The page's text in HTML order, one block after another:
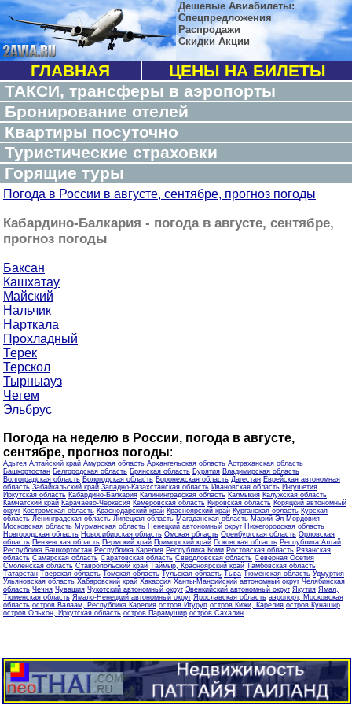
Дешевые Авиабилеты:
Спецпредложения
Распродажи
Скидки Акции
ГЛАВНАЯ
ЦЕНЫ НА БИЛЕТЫ
ТАКСИ, трансферы в аэропорты
Бронирование отелей
Квартиры посуточно
Туристические страховки
Горящие туры
Погода в России в августе, сентябре, прогноз погоды
Кабардино-Балкария - погода в августе, сентябре,
прогноз погоды
Баксан
Кашхатау
Майский
Нальчик
Нарткала
Прохладный
Терек
Терскол
Тырныауз
Чегем
Эльбрус
Погода на неделю в России, погода в августе,
сентябре, прогноз погоды:
Адыгея Алтайский край Амурская область Архангельская область Астраханская область
Башкортостан Белгородская область Брянская область Бурятия Владимирская область
Волгоградская область Вологодская область Воронежская область Дагестан Еврейская автономная
область Забайкальский край Западно-Казахстанская область Ивановская область Ингушетия
Иркутская область Кабардино-Балкария Калининградская область Калмыкия Калужская область
Камчатский край Карачаево-Черкесия Кемеровская область Кировская область Коряцкий автономный
округ Костромская область Краснодарский край Красноярский край Курганская область Курская
область Ленинградская область Липецкая область Магаданская область Марий Эл Мордовия
Московская область Мурманская область Ненецкий автономный округ Нижегородская область
Новгородская область Новосибирская область Омская область Оренбургская область Орловская
область Пензенская область Пермский край Приморский край Псковская область Республика Алтай
Республика Башкортостан Республика Карелия Республика Коми Ростовская область Рязанская
область Самарская область Саратовская область Свердловская область Северная Осетия
Смоленская область Ставропольский край Таймыр, Красноярский край Тамбовская область
Татарстан Тверская область Томская область Тульская область Тыва Тюменская область Удмуртия
Ульяновская область Хабаровский край Хакассия Ханты-Мансийский автономный округ Челябинская
область Чечня Чувашия Чукотский автономный округ Эвенкийский автономный округ Якутия Ямал,
Тюменская область Ямало-Ненецкий автономный округ Ярославская область аэропорт, Московская
область остров Валаам, Республика Карелия остров Итуруп остров Кижи, Карелия остров Кунашир
остров Ольхон, Иркутская область остров Парамушир остров Сахалин